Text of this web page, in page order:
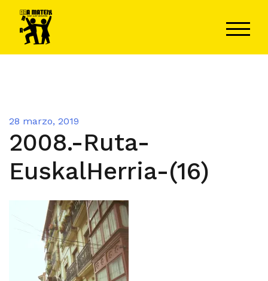
contenido
28 marzo, 2019
2008.-Ruta-
EuskalHerria-(16)